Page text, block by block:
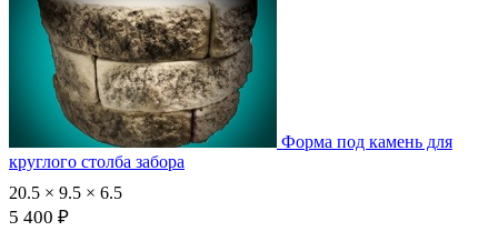
Форма под камень для
круглого столба забора
20.5 × 9.5 × 6.5
5 400 ₽